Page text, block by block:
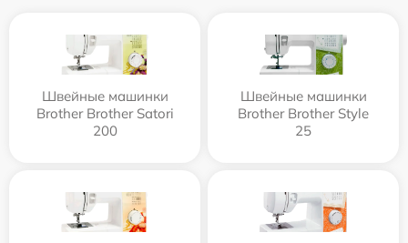
Швейные машинки
Brother Brother Satori
200
Швейные машинки
Brother Brother Style
25